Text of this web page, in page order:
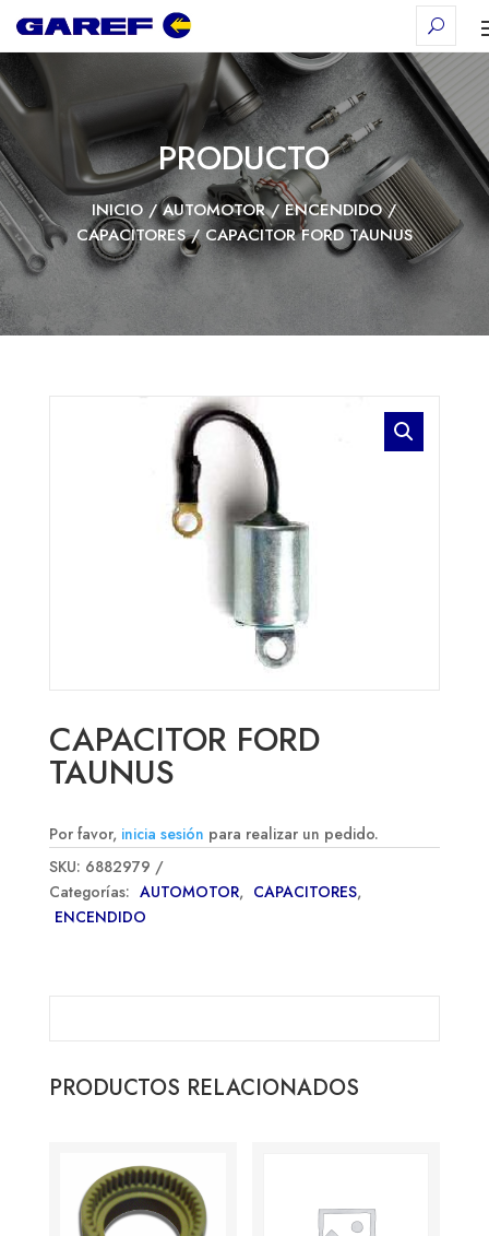
PRODUCTO
INICIO/AUTOMOTOR/ENCENDIDO/
CAPACITORES/ CAPACITOR FORD TAUNUS
CAPACITOR FORD
TAUNUS
Por favor, inicia sesión para realizar un pedido.
SKU: 6882979
Categorías: AUTOMOTOR, CAPACITORES,
ENCENDIDO
PRODUCTOS RELACIONADOS